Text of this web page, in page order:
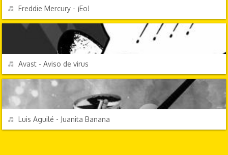
REPRODUCIR
Freddie Mercury - ¡Eo!
REPRODUCIR
Avast - Aviso de virus
REPRODUCIR
Luis Aguilé - Juanita Banana